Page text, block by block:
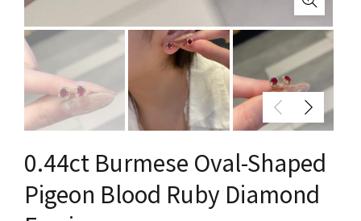
0.44ct Burmese Oval-Shaped
Pigeon Blood Ruby Diamond